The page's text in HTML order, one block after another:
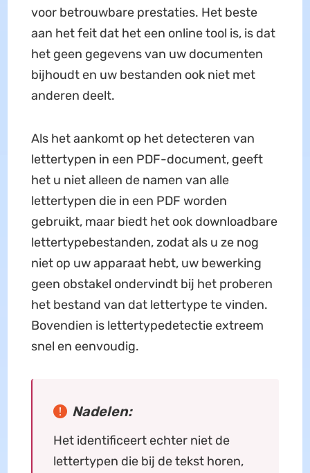
voor betrouwbare prestaties. Het beste
aan het feit dat het een online tool is, is dat
het geen gegevens van uw documenten
bijhoudt en uw bestanden ook niet met
anderen deelt.
Als het aankomt op het detecteren van
lettertypen in een PDF-document, geeft
het u niet alleen de namen van alle
lettertypen die in een PDF worden
gebruikt, maar biedt het ook downloadbare
lettertypebestanden, zodat als u ze nog
niet op uw apparaat hebt, uw bewerking
geen obstakel ondervindt bij het proberen
het bestand van dat lettertype te vinden.
Bovendien is lettertypedetectie extreem
snel en eenvoudig.
Nadelen:
Het identificeert echter niet de
lettertypen die bij de tekst horen,